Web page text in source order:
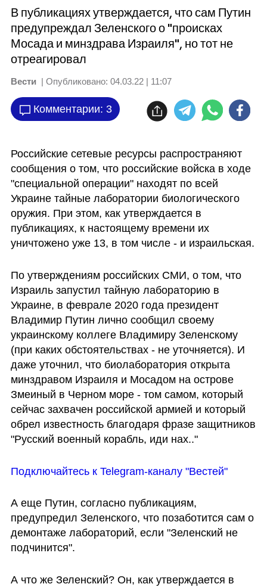
В публикациях утверждается, что сам Путин
предупреждал Зеленского о "происках
Мосада и минздрава Израиля", но тот не
отреагировал
Вести | Опубликовано: 04.03.22 | 11:07
Комментарии: 3
Российские сетевые ресурсы распространяют
сообщения о том, что российские войска в ходе
"специальной операции" находят по всей
Украине тайные лаборатории биологического
оружия. При этом, как утверждается в
публикациях, к настоящему времени их
уничтожено уже 13, в том числе - и израильская.
По утверждениям российских СМИ, о том, что
Израиль запустил тайную лабораторию в
Украине, в феврале 2020 года президент
Владимир Путин лично сообщил своему
украинскому коллеге Владимиру Зеленскому
(при каких обстоятельствах - не уточняется). И
даже уточнил, что биолаборатория открыта
минздравом Израиля и Мосадом на острове
Змеиный в Черном море - том самом, который
сейчас захвачен российской армией и который
обрел известность благодаря фразе защитников
"Русский военный корабль, иди нах.."
Подключайтесь к Telegram-каналу "Вестей"
А еще Путин, согласно публикациям,
предупредил Зеленского, что позаботится сам о
демонтаже лабораторий, если "Зеленский не
подчинится".
А что же Зеленский? Он, как утверждается в